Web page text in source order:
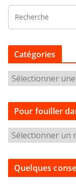
Catégories
a
t
g
e
Pour fouiller
o
u
Quelques